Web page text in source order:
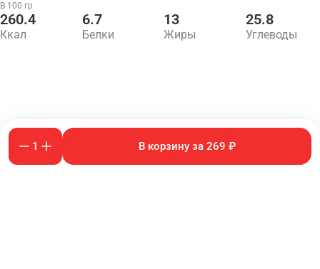
В 100 гр
260.4
Ккал
6.7
Белки
13
Жиры
25.8
Углеводы
1 В корзину за 269 ₽